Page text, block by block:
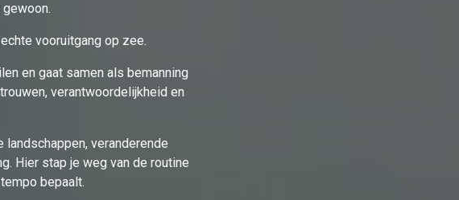
vooruitgang op zee.
en gaat samen als bemanning
verantwoordelijkheid en
veranderende
Hier stap je weg van de routine
bepaalt.